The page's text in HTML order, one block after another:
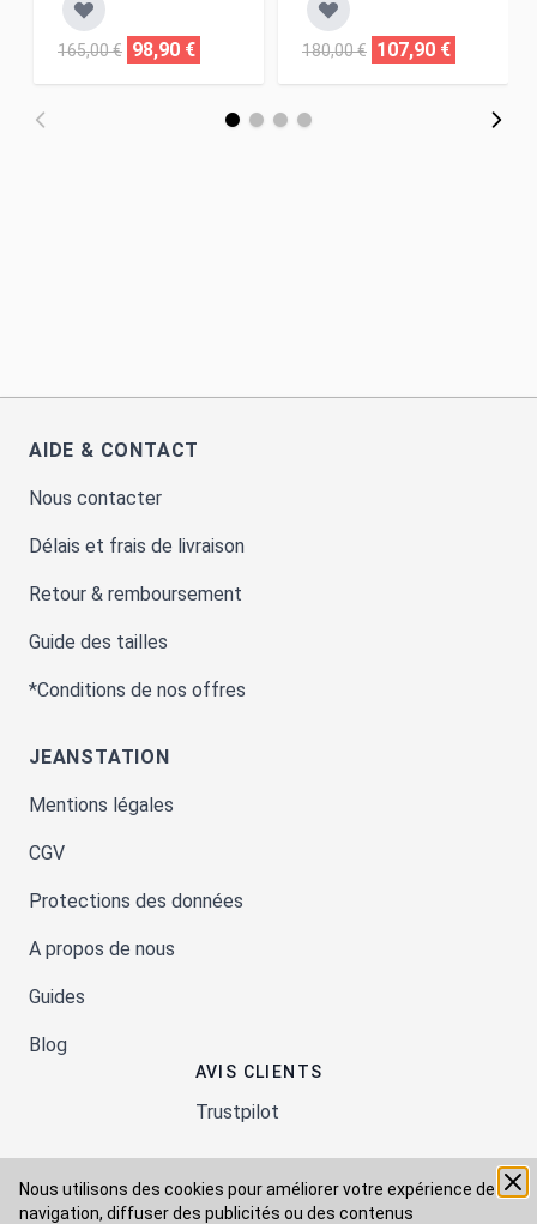
Nous utilisons des cookies pour améliorer votre expérience de
navigation, diffuser des publicités ou des contenus
165,00 € 98,90 € 180,00 € 107,90 €
AIDE & CONTACT
Nous contacter
Délais et frais de livraison
Retour & remboursement
Guide des tailles
*Conditions de nos offres
JEANSTATION
Mentions légales
CGV
Protections des données
A propos de nous
Guides
Blog
AVIS CLIENTS
Trustpilot
Moyens de paiement